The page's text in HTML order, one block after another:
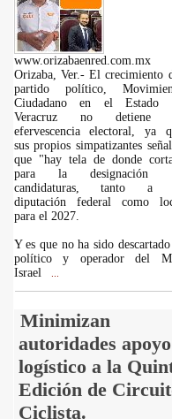
www.orizabaenred.com.mx
Orizaba, Ver.- El crecimiento
partido político,
Ciudadano en el Estado
Veracruz no detiene
efervescencia electoral, ya
sus propios simpatizantes
que "hay tela de donde
para la designación
candidaturas, tanto a
diputación federal como
para el 2027.
Y es que no ha sido
político y operador del
Israel
Minimizan
autoridades apoyo
logístico a la
Edición de
Ciclista.